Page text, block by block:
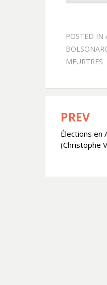
POSTED IN
MEURTRES
de
PREV
Élections en
(Christophe